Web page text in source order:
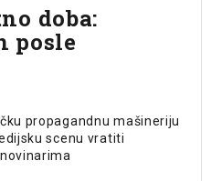
mediji
doba:
posle
propagandnu mašineriju
scenu vratiti